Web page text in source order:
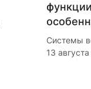
Системы
13